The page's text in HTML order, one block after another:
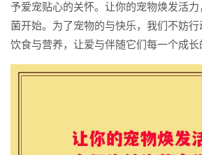
予爱宠贴心的关怀。让你的宠物焕发活
菌开始。为了宠物的与快乐，我们不妨
饮食与营养，让爱与伴随它们每一个成长